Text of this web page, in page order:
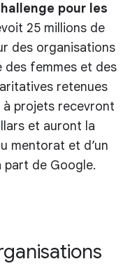
pour les
25 millions de
des organisations
femmes et des
retenues
à projets recevront
et auront la
mentorat et d’un
part de Google.